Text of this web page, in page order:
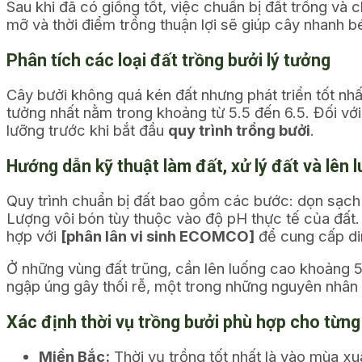
Sau khi đã có giống tốt, việc chuẩn bị đất trồng và
mỡ và thời điểm trồng thuận lợi sẽ giúp cây nhanh
Phân tích các loại đất trồng bưởi lý tưởng
Cây bưởi không quá kén đất nhưng phát triển tốt
tưởng nhất nằm trong khoảng từ 5.5 đến 6.5. Đối
lưỡng trước khi bắt đầu quy trình trồng bưởi.
Hướng dẫn kỹ thuật làm đất, xử lý đất và lên
Quy trình chuẩn bị đất bao gồm các bước: dọn
Lượng vôi bón tùy thuộc vào độ pH thực tế của
hợp với [phân lân vi sinh ECOMCO] để cung cấp
Ở những vùng đất trũng, cần lên luống cao
ngập úng gây thối rễ, một trong những nguyên
Xác định thời vụ trồng bưởi phù hợp cho
Miền Bắc: Thời vụ trồng tốt nhất là vào mùa